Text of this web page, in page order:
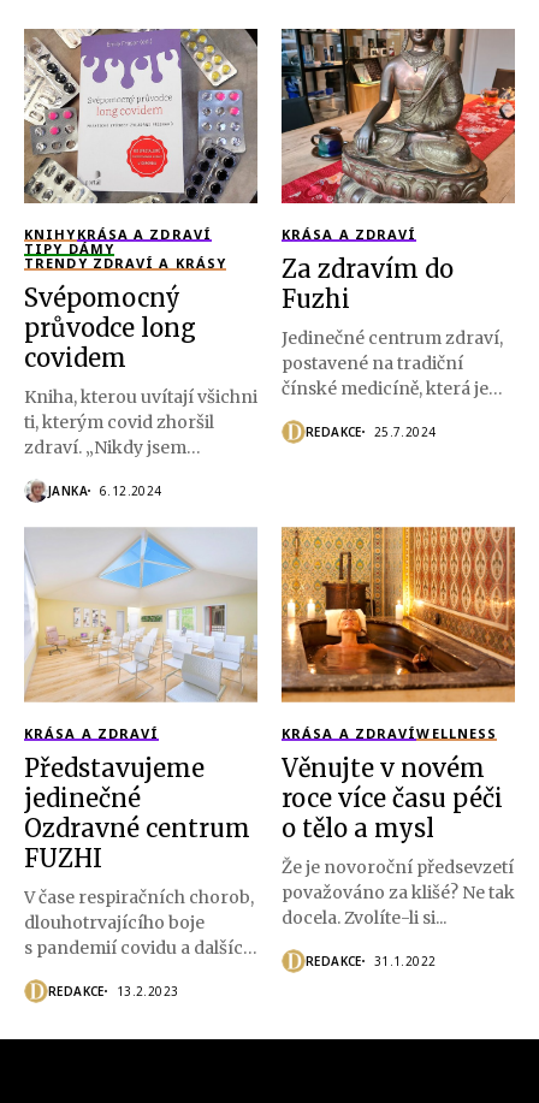
KNIHY KRÁSA A ZDRAVÍ
TIPY DÁMY
TRENDY ZDRAVÍ A KRÁSY
Svépomocný
průvodce long
covidem
Kniha, kterou uvítají všichni
ti, kterým covid zhoršil
zdraví. „Nikdy jsem
JANKA 6.12.2024
KRÁSA A ZDRAVÍ
Za zdravím do
Fuzhi
Jedinečné centrum zdraví,
postavené na tradiční
čínské medicíně, která je
REDAKCE 25.7.2024
KRÁSA A ZDRAVÍ
Představujeme
jedinečné
Ozdravné centrum
FUZHI
V čase respiračních chorob,
dlouhotrvajícího boje
s pandemií covidu a dalších
REDAKCE 13.2.2023
KRÁSA A ZDRAVÍWELLNESS
Věnujte v novém
roce více času péči
o tělo a mysl
Že je novoroční předsevzetí
považováno za klišé? Ne tak
docela. Zvolíte-li si...
REDAKCE 31.1.2022